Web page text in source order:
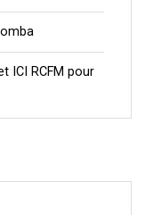
ICI RCFM pour